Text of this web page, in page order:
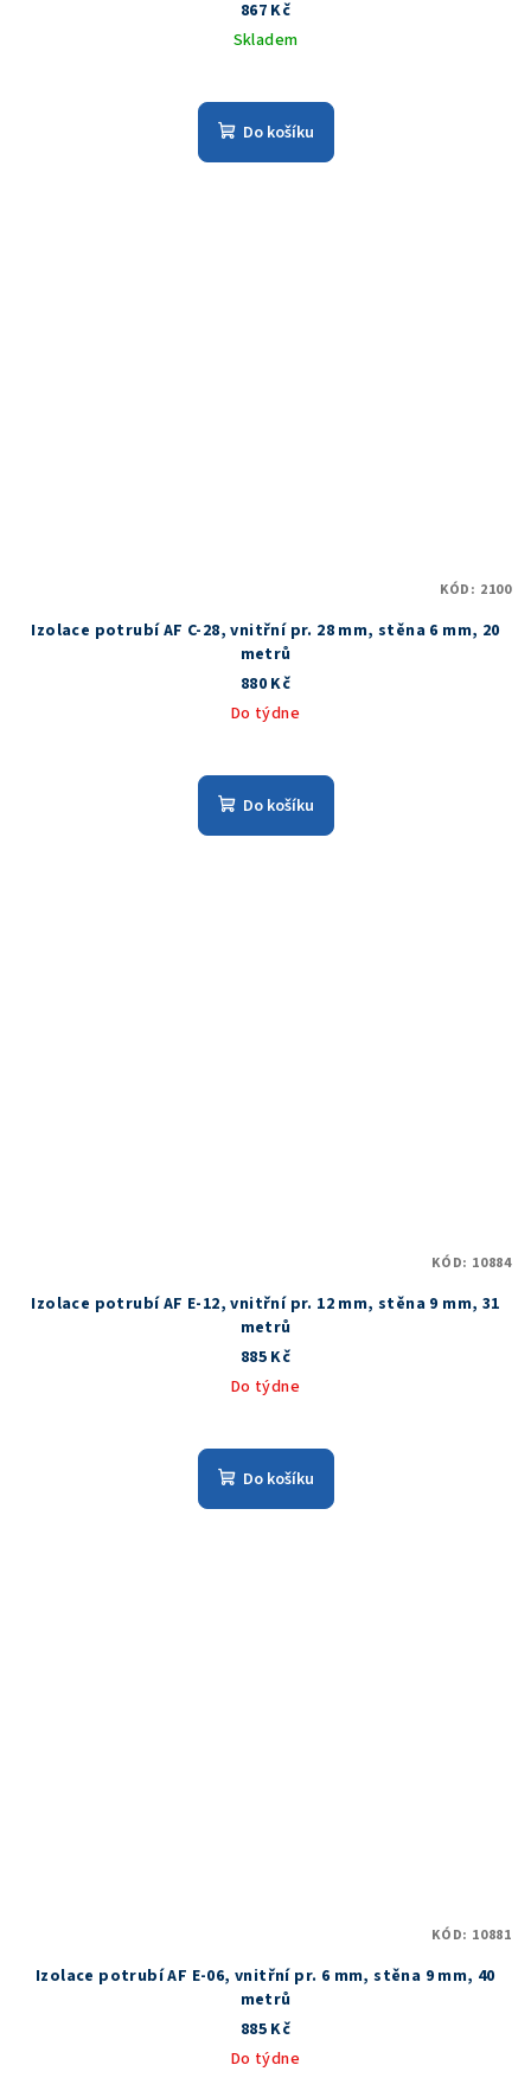
867 Kč
Skladem
Do košíku
Izolace potrubí AF C-28, vnitřní pr. 28 mm, stěna 6 mm, 20
metrů
880 Kč
Do týdne
Do košíku
KÓD: 2100
Izolace potrubí AF E-12, vnitřní pr. 12 mm, stěna 9 mm, 31
metrů
885 Kč
Do týdne
Do košíku
KÓD: 10884
Izolace potrubí AF E-06, vnitřní pr. 6 mm, stěna 9 mm, 40
metrů
885 Kč
Do týdne
KÓD: 10881